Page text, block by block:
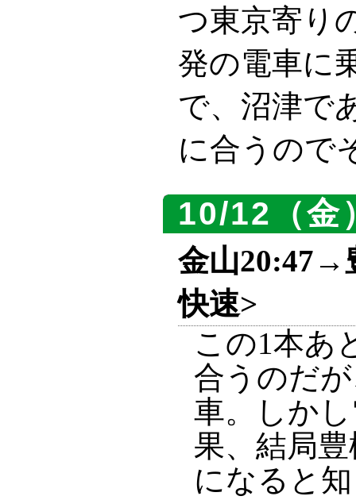
つ東京寄り
発の電車に
で、沼津で
に合うので
10/12（金
金山20:47→
快速>
この1本あ
合うのだ
車。しか
果、結局
になると